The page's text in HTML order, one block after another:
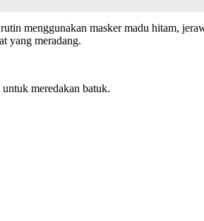
menggunakan masker madu hitam,
yang meradang.
meredakan batuk.